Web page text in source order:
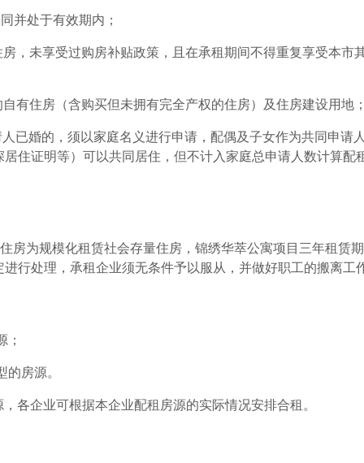
并处于有效期内；
，未享受过购房补贴政策，且在承租期间不得重复享受本市
有住房（含购买但未拥有完全产权的住房）及住房建设用地
已婚的，须以家庭名义进行申请，配偶及子女作为共同申请
住证明等）可以共同居住，但不计入家庭总申请人数计算配
房为规模化租赁社会存量住房，锦绣华萃公寓项目三年租赁
行处理，承租企业须无条件予以服从，并做好职工的搬离工
；
房源。
各企业可根据本企业配租房源的实际情况安排合租。